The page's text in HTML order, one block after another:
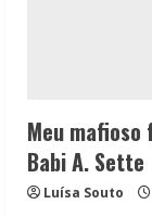
Meu mafioso
Babi A. Sette
Luísa Souto